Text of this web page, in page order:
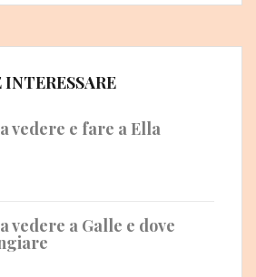
vedere e fare a Ella
vedere a Galle e dove